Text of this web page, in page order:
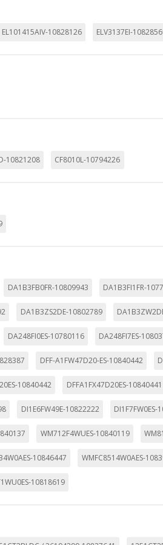
EL101415AIV-10828126 ELV3137EI-
10821208 CF8010L-10794226
DA1B3FB0FR-10809943 DA1B3FI1FR-
DA1B3ZS2DE-10802789
DA248FI0ES-10780116 DA248FI7ES-
DFF-A1FW47D20-ES-10840442
10840442 DFFA1FX47D20ES-10840441
DI1E6FW49E-10822222 DI1F7FW0ES-
WM712F4WUES-10840119
10846447 WMFC8514W0AES-
10818619